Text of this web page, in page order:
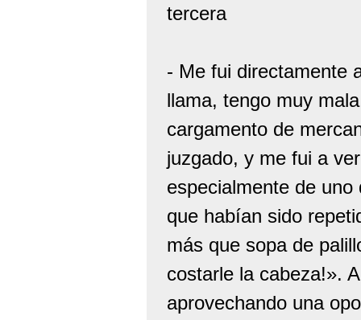
tercera
- Me fui directamente
llama, tengo muy
cargamento de
juzgado, y me fui a
especialmente de
que habían sido
más que sopa de
costarle la cabeza!».
aprovechando una